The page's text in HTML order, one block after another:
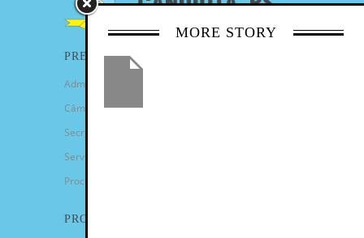
MORE STORY
PREFEITURA
Administração Municipal
Câmara de Vereadores
Secretarias
Serviços
Procuradoria Geral
PROGRAMAS